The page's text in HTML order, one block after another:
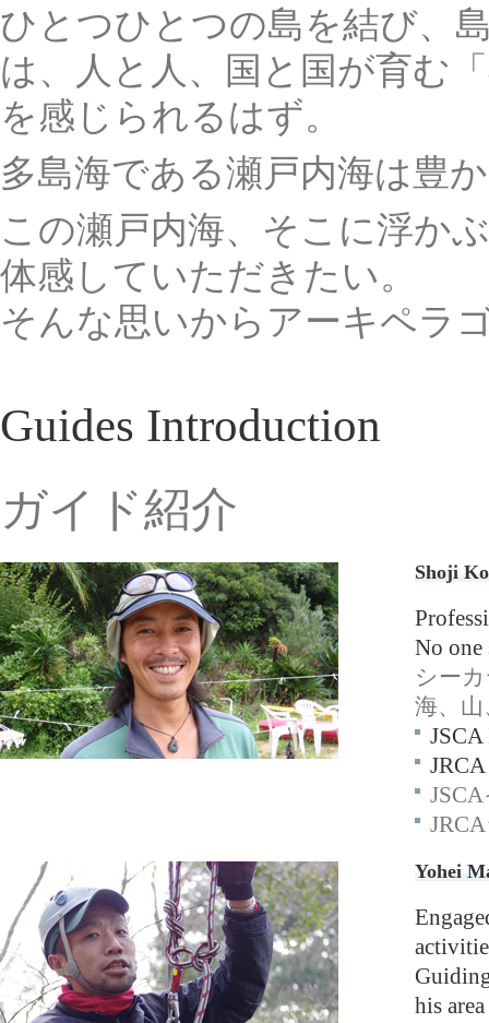
ひとつひとつの島を結び、
は、人と人、国と国が育む
を感じられるはず。
多島海である瀬戸内海は豊
この瀬戸内海、そこに浮か
体感していただきたい。
そんな思いからアーキペラ
Guides Introduction
ガイド紹介
Shoji
No one
シー
海、
JRCA
Yohei
his